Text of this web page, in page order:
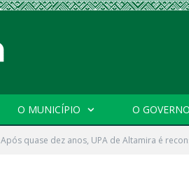
O MUNICÍPIO O GOVERNO
Após quase dez anos, UPA de Altamira é